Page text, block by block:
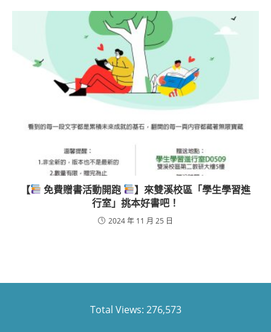
【 免費贈書活動開跑
】來雙溪校區「學生學習進
行室」挑本好書吧！
2024 年 11 月 25 日
Total Views: 276,573